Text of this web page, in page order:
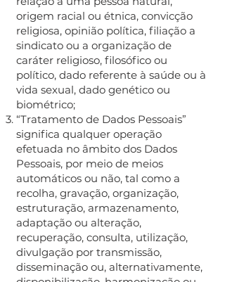
origem racial ou étnica, convicção
religiosa, opinião política, filiação a
sindicato ou a organização de
caráter religioso, filosófico ou
político, dado referente à saúde ou à
vida sexual, dado genético ou
biométrico;
“Tratamento de Dados Pessoais”
significa qualquer operação
efetuada no âmbito dos Dados
Pessoais, por meio de meios
automáticos ou não, tal como a
recolha, gravação, organização,
estruturação, armazenamento,
adaptação ou alteração,
recuperação, consulta, utilização,
divulgação por transmissão,
disseminação ou, alternativamente,